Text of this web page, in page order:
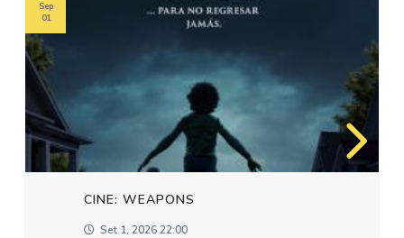
CINE: WEAPONS
Set 1, 2026 22:00
Sep
01